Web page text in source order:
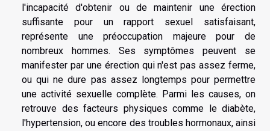
l'incapacité d'obtenir ou de maintenir une érection
suffisante pour un rapport sexuel satisfaisant,
représente une préoccupation majeure pour de
nombreux hommes. Ses symptômes peuvent se
manifester par une érection qui n'est pas assez ferme,
ou qui ne dure pas assez longtemps pour permettre
une activité sexuelle complète. Parmi les causes, on
retrouve des facteurs physiques comme le diabète,
l'hypertension, ou encore des troubles hormonaux, ainsi